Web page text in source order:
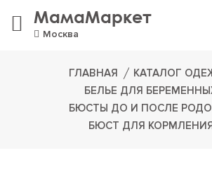
МамаМаркет
Москва
ГЛАВНАЯ
КАТАЛОГ
БЕЛЬЕ ДЛЯ
БЮСТЫ ДО И ПОСЛЕ
БЮСТ ДЛЯ